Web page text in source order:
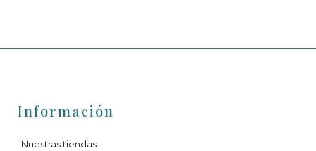
Información
Nuestras tiendas